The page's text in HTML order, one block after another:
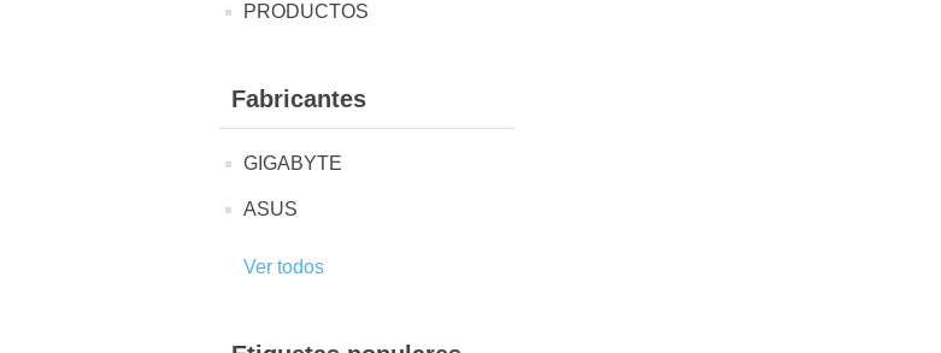
PRODUCTOS
Fabricantes
GIGABYTE
ASUS
Ver todos